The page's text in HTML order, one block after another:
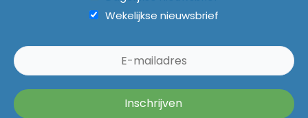
Wekelijkse nieuwsbrief